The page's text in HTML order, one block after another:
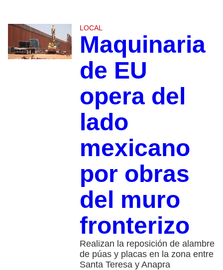
LOCAL
Maquinaria
de EU
opera del
lado
mexicano
por obras
del muro
fronterizo
Realizan la reposición de alambre
de púas y placas en la zona entre
Santa Teresa y Anapra